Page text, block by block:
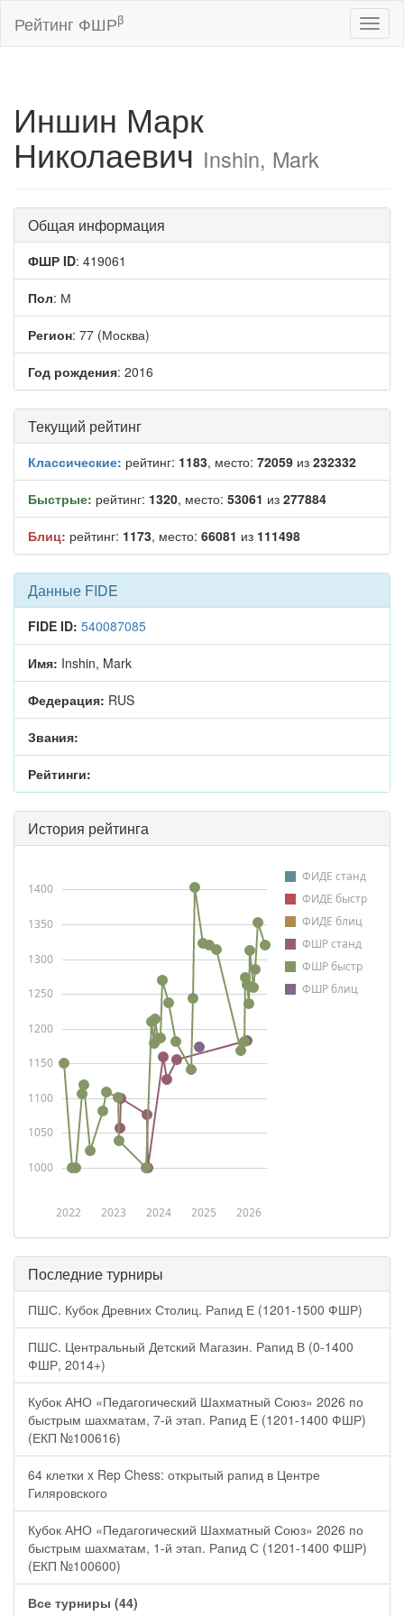
Рейтинг ФШРβ
Иншин Марк
Николаевич Inshin, Mark
Общая информация
ФШР ID: 419061
Пол: М
Регион: 77 (Москва)
Год рождения: 2016
Текущий рейтинг
Классические: рейтинг: 1183, место: 72059 из 232332
Быстрые: рейтинг: 1320, место: 53061 из 277884
Блиц: рейтинг: 1173, место: 66081 из 111498
Данные FIDE
FIDE ID: 540087085
Имя: Inshin, Mark
Федерация: RUS
Звания:
Рейтинги:
История рейтинга
ФИДЕ станд
ФИДЕ быстр
ФИДЕ блиц
ФШР станд
ФШР быстр
ФШР блиц
2022 2023 2024 2025 2026
1000
1050
1100
1150
1200
1250
1300
1350
1400
Последние турниры
ПШС. Кубок Древних Столиц. Рапид Е (1201-1500 ФШР)
ПШС. Центральный Детский Магазин. Рапид В (0-1400
ФШР, 2014+)
Кубок АНО «Педагогический Шахматный Союз» 2026 по
быстрым шахматам, 7-й этап. Рапид E (1201-1400 ФШР)
(ЕКП №100616)
64 клетки x Rep Chess: открытый рапид в Центре
Гиляровского
Кубок АНО «Педагогический Шахматный Союз» 2026 по
быстрым шахматам, 1-й этап. Рапид С (1201-1400 ФШР)
(ЕКП №100600)
Все турниры (44)